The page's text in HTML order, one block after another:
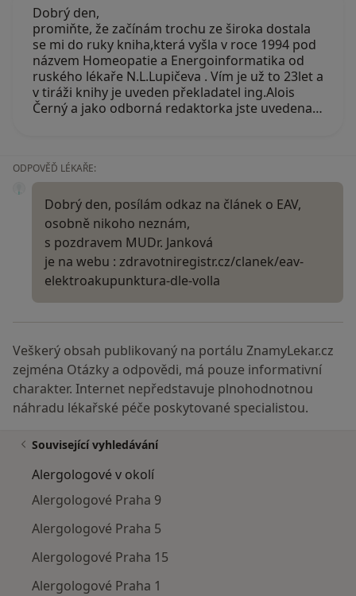
Dobrý den,
promiňte, že začínám trochu ze široka dostala
se mi do ruky kniha,která vyšla v roce 1994 pod
názvem Homeopatie a Energoinformatika od
ruského lékaře N.L.Lupičeva . Vím je už to 23let a
v tiráži knihy je uveden překladatel ing.Alois
Černý a jako odborná redaktorka jste uvedena…
ODPOVĚĎ LÉKAŘE:
Dobrý den, posílám odkaz na článek o EAV,
osobně nikoho neznám,
s pozdravem MUDr. Janková
je na webu : zdravotniregistr.cz/clanek/eav-
elektroakupunktura-dle-volla
Veškerý obsah publikovaný na portálu ZnamyLekar.cz
zejména Otázky a odpovědi, má pouze informativní
charakter. Internet nepředstavuje plnohodnotnou
náhradu lékařské péče poskytované specialistou.
Související vyhledávání
Alergologové v okolí
Alergologové Praha 9
Alergologové Praha 5
Alergologové Praha 15
Alergologové Praha 1